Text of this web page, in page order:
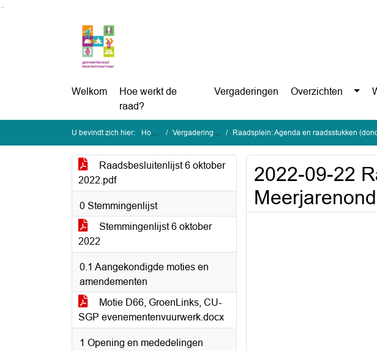
Welkom
Hoe werkt de
raad?
Vergaderingen Overzichten
U bevindt zich hier: Home Vergaderingen Raadsplein: Agenda en raadsstukken
Raadsbesluitenlijst 6 oktober
2022.pdf
0 Stemmingenlijst
Stemmingenlijst 6 oktober
2022
0.1 Aangekondigde moties en
amendementen
Motie D66, GroenLinks, CU-
SGP evenementenvuurwerk.docx
1 Opening en mededelingen
2022-09-22